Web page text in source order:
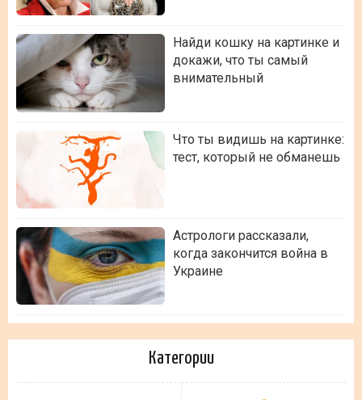
Найди кошку на картинке и
докажи, что ты самый
внимательный
Что ты видишь на картинке:
тест, который не обманешь
Астрологи рассказали,
когда закончится война в
Украине
Категории